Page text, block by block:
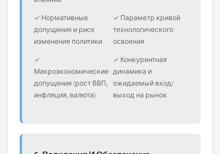
✓ Нормативные
допущения и риск
изменения политики
✓ Параметр кривой
технологического
освоения
✓
Макроэкономические
допущения (рост ВВП,
инфляция, валюта)
✓ Конкурентная
динамика и
ожидаемый вход/
выход на рынок